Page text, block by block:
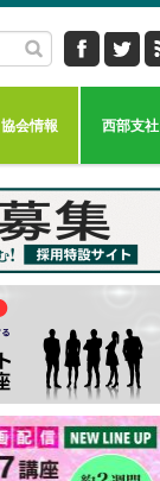
協会情報 西部支社